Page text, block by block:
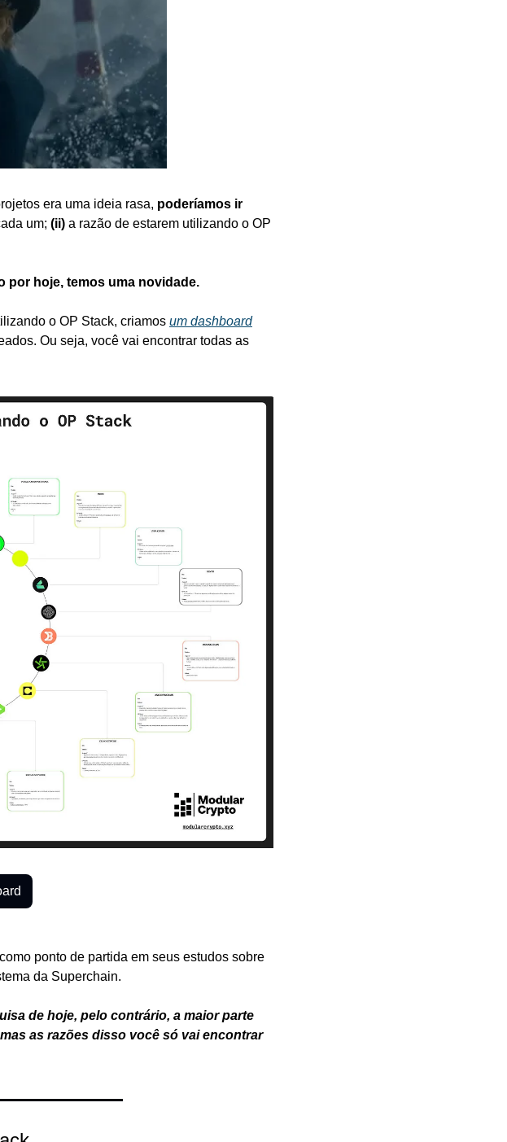
era uma ideia rasa, poderíamos ir
um; (ii) a razão de estarem utilizando o OP
por hoje, temos uma novidade.
o OP Stack, criamos um dashboard
Ou seja, você vai encontrar todas as
ponto de partida em seus estudos sobre
da Superchain.
de hoje, pelo contrário, a maior parte
as razões disso você só vai encontrar